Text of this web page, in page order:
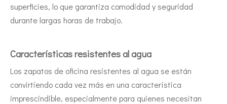
superficies, lo que garantiza comodidad y seguridad
durante largas horas de trabajo.
Características resistentes al agua
Los zapatos de oficina resistentes al agua se están
convirtiendo cada vez más en una característica
imprescindible, especialmente para quienes necesitan